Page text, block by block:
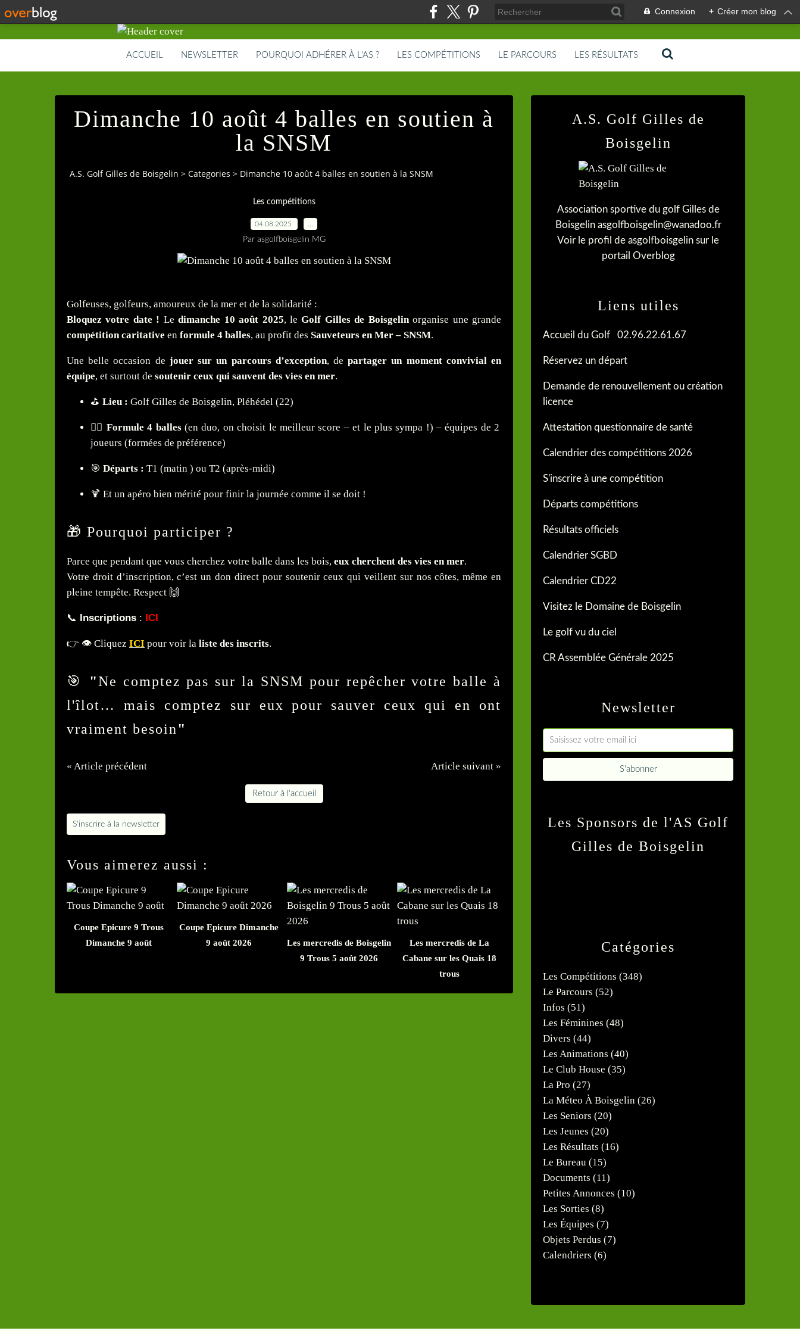
Connexion + Créer mon blog
ACCUEIL NEWSLETTER POURQUOI ADHÉRER À L'AS ? LES COMPÉTITIONS LE PARCOURS LES RÉSULTATS
Dimanche 10 août 4 balles en soutien à
la SNSM
A.S. Golf Gilles de Boisgelin > Categories > Dimanche 10 août 4 balles en soutien à la SNSM
Les compétitions
04.08.2025
Par asgolfboisgelin MG
Golfeuses, golfeurs, amoureux de la mer et de la solidarité :
Bloquez votre date ! Ledimanche 10 août 2025, leGolf Gilles de Boisgelinorganise une grande
compétition caritative en formule 4 balles, au profit des Sauveteurs en Mer – SNSM.
Une belle occasion de jouer sur un parcours d’exception, departager un moment convivial en
équipe, et surtout de soutenir ceux qui sauvent des vies en mer.
⛳ Lieu : Golf Gilles de Boisgelin, Pléhédel (22)
👯‍♂️ Formule 4 balles(en duo, on choisit le meilleur score – et le plus sympa !) – équipes de 2
joueurs (formées de préférence)
🎯 Départs : T1 (matin ) ou T2 (après-midi)
🍹 Et un apéro bien mérité pour finir la journée comme il se doit !
🎁 Pourquoi participer ?
Parce que pendant que vous cherchez votre balle dans les bois, eux cherchent des vies en mer.
Votre droit d’inscription, c’est un don direct pour soutenir ceux qui veillent sur nos côtes, même en
pleine tempête. Respect 🙌
📞 Inscriptions : ICI
👉 👁️ Cliquez ICI pour voir la liste des inscrits.
🎯 "Ne comptez pas sur la SNSM pour repêcher votre balle à
l'îlot… mais comptez sur eux pour sauver ceux qui en ont
vraiment besoin"
« Article précédent Article suivant »
Retour à l'accueil
S'inscrire à la newsletter
Vous aimerez aussi :
Coupe Epicure 9 Trous
Dimanche 9 août
Coupe Epicure Dimanche
9 août 2026
Les mercredis de Boisgelin
9 Trous 5 août 2026
Les mercredis de La
Cabane sur les Quais 18
trous
Newsletter
Catégories
Les Compétitions (348)
Le Parcours (52)
Infos (51)
Les Féminines (48)
Divers (44)
Les Animations (40)
Le Club House (35)
La Pro (27)
La Méteo À Boisgelin (26)
Les Seniors (20)
Les Jeunes (20)
Les Résultats (16)
Le Bureau (15)
Documents (11)
Petites Annonces (10)
Les Sorties (8)
Les Équipes (7)
Objets Perdus (7)
Calendriers (6)
A.S. Golf Gilles de
Boisgelin
Association sportive du golf Gilles de
Boisgelin asgolfboisgelin@wanadoo.fr
Voir le profil de asgolfboisgelin sur le
portail Overblog
Liens utiles
Accueil du Golf 02.96.22.61.67
Réservez un départ
Demande de renouvellement ou création
licence
Attestation questionnaire de santé
Calendrier des compétitions 2026
S'inscrire à une compétition
Départs compétitions
Résultats officiels
Calendrier SGBD
Calendrier CD22
Visitez le Domaine de Boisgelin
Le golf vu du ciel
CR Assemblée Générale 2025
Les Sponsors de l'AS Golf
Gilles de Boisgelin